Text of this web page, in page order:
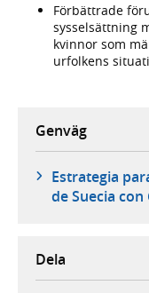
Förbättrade
sysselsättning
kvinnor som
urfolkens
Genväg
Estrategia
de Suecia con
Dela